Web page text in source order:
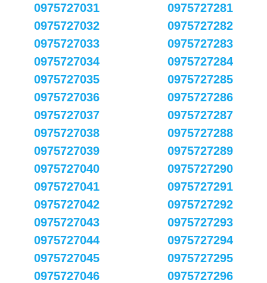
0975727031
0975727032
0975727033
0975727034
0975727035
0975727036
0975727037
0975727038
0975727039
0975727040
0975727041
0975727042
0975727043
0975727044
0975727045
0975727046
0975727281
0975727282
0975727283
0975727284
0975727285
0975727286
0975727287
0975727288
0975727289
0975727290
0975727291
0975727292
0975727293
0975727294
0975727295
0975727296